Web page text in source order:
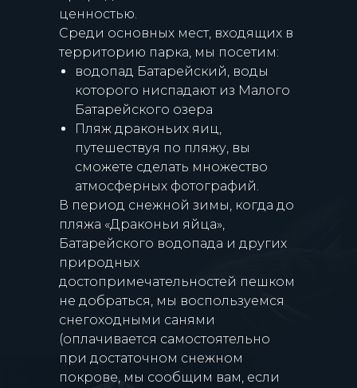
ценностью.
Среди основных мест, входящих в
территорию парка, мы посетим:
водопад Батарейский, воды
которого ниспадают из Малого
Батарейского озера
Пляж драконьих яиц,
путешествуя по пляжу, вы
сможете сделать множество
атмосферных фотографий.
В период снежной зимы, когда до
пляжа «Драконьи яйца»,
Батарейского водопада и других
природных
достопримечательностей пешком
не добраться, мы воспользуемся
снегоходными санями
(оплачивается самостоятельно
при достаточном снежном
покрове, мы сообщим вам, если